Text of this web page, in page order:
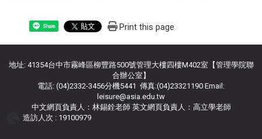
Share Print this page
地址: 41354台中市霧峰區柳豐路500號管理大樓四樓M402室【管理學院聯
合辦公室】
電話: (04)2332-3456分機5441 傳真:(04)23321190 Email:
leisure@asia.edu.tw
中文網頁負責人：林錫銓老師 英文網頁負責人：高立學老師
造訪人次 : 19100979